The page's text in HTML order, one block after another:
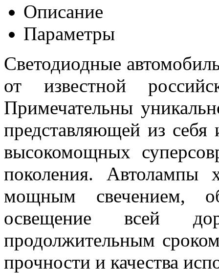
Описание
Параметры
Светодиодные
от известной
Примечательны
представляющей из себя
высокомощных
поколения. Автолампы
мощным свечением,
освещение всей
продолжительным
прочности и качества